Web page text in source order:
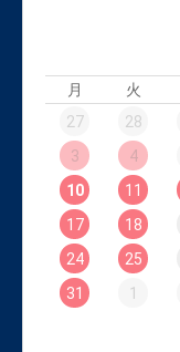
月 火
27
28
3
4
10
11
17
18
24
25
31
1